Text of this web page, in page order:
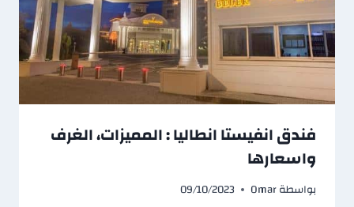
فندق انفيستا انطاليا : المميزات، الغرف
واسعارها
بواسطةOmar
09/10/2023